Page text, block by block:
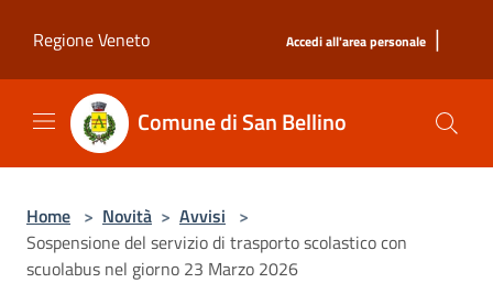
Regione Veneto
Accedi all'area personale |
Comune di San Bellino
Home > Novità > Avvisi >
Sospensione del servizio di trasporto scolastico con
scuolabus nel giorno 23 Marzo 2026